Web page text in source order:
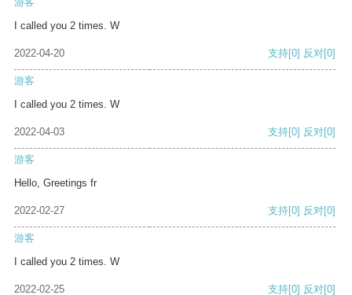
I called you 2 times. W
2022-04-20 支持[0] 反对[0]
游客
I called you 2 times. W
2022-04-03 支持[0] 反对[0]
游客
Hello, Greetings fr
2022-02-27 支持[0] 反对[0]
游客
I called you 2 times. W
2022-02-25 支持[0] 反对[0]